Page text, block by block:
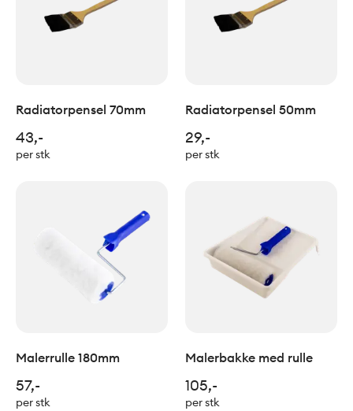
Radiatorpensel 70mm
43,-
per stk
Radiatorpensel 50mm
29,-
per stk
Malerrulle 180mm
57,-
per stk
Malerbakke med rulle
105,-
per stk